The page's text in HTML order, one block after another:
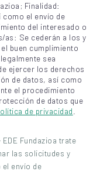
Finalidad:
el envío de
del interesado o
as: Se cederán a los y
buen cumplimiento
sea
ejercer los derechos
de datos, así como
el procedimiento
de datos que
de privacidad
Fundazioa trate
las solicitudes y
envío de